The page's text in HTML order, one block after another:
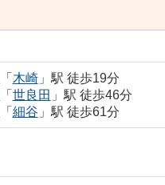
「 木崎」駅 徒歩19分
「 世良田 」駅 徒歩46分
「 細谷 」駅 徒歩61分